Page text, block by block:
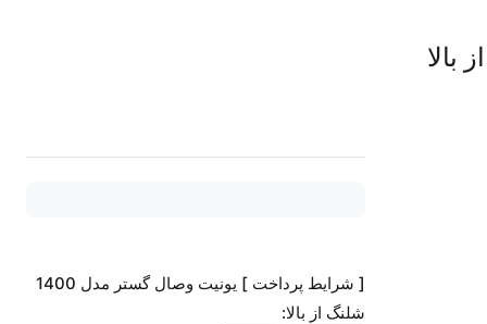
[ شرایط پرداخت ] یونیت وصال گستر مدل 1400
شلنگ از بالا: